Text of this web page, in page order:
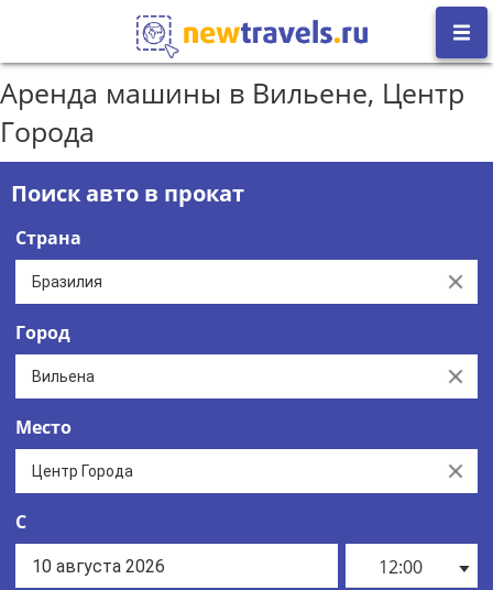
Аренда машины в Вильене, Центр
Города
Поиск авто в прокат
Страна
Clear
Город
Clear
Место
Clear
С
12:00